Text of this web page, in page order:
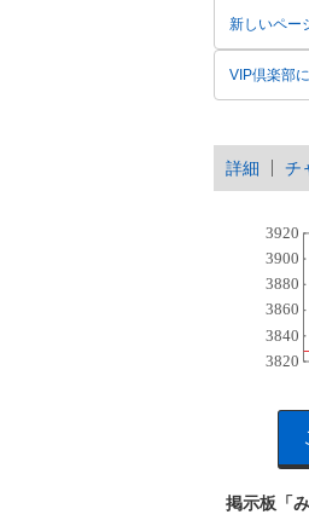
新しいペー
VIP倶楽部
詳細 チ
掲示板「